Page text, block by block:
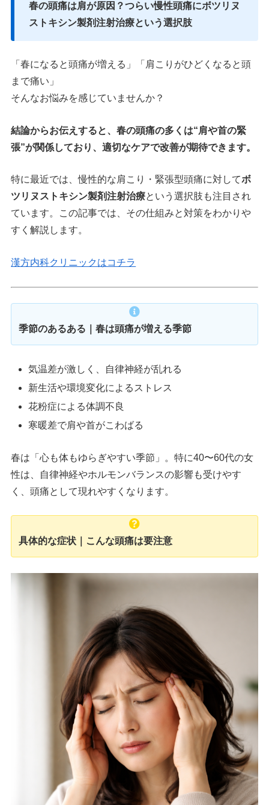
春の頭痛は肩が原因？つらい慢性頭痛にボツリヌ
ストキシン製剤注射治療という選択肢
「春になると頭痛が増える」「肩こりがひどくなると頭
まで痛い」
そんなお悩みを感じていませんか？
結論からお伝えすると、春の頭痛の多くは“肩や首の緊
張”が関係しており、適切なケアで改善が期待できます。
特に最近では、慢性的な肩こり・緊張型頭痛に対してボ
ツリヌストキシン製剤注射治療という選択肢も注目され
ています。この記事では、その仕組みと対策をわかりや
すく解説します。
漢方内科クリニックはコチラ
季節のあるある｜春は頭痛が増える季節
気温差が激しく、自律神経が乱れる
新生活や環境変化によるストレス
花粉症による体調不良
寒暖差で肩や首がこわばる
春は「心も体もゆらぎやすい季節」。特に40〜60代の女
性は、自律神経やホルモンバランスの影響も受けやす
く、頭痛として現れやすくなります。
具体的な症状｜こんな頭痛は要注意